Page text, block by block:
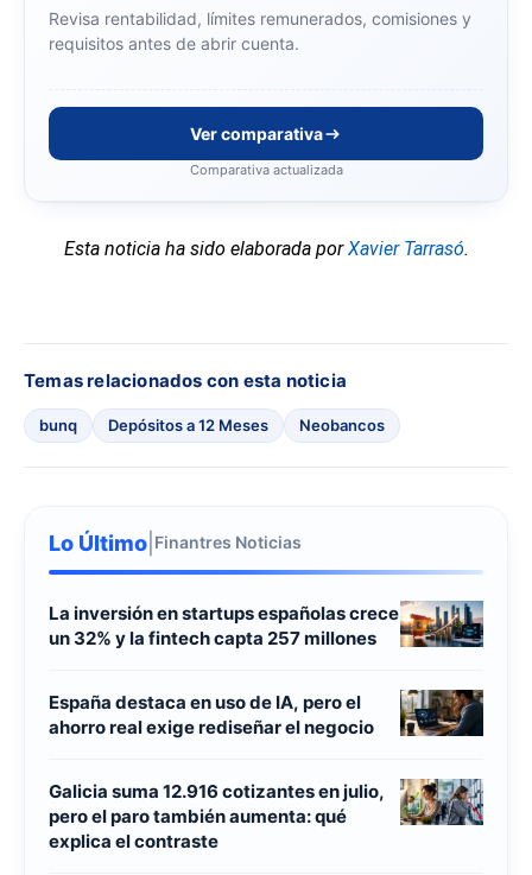
Revisa rentabilidad, límites remunerados, comisiones y
requisitos antes de abrir cuenta.
Ver comparativa
Comparativa actualizada
Esta noticia ha sido elaborada porXavier Tarrasó.
Temas relacionados con esta noticia
bunq Depósitos a 12 Meses Neobancos
Lo Último Finantres Noticias
La inversión en startups españolas crece
un 32% y la fintech capta 257 millones
España destaca en uso de IA, pero el
ahorro real exige rediseñar el negocio
Galicia suma 12.916 cotizantes en julio,
pero el paro también aumenta: qué
explica el contraste